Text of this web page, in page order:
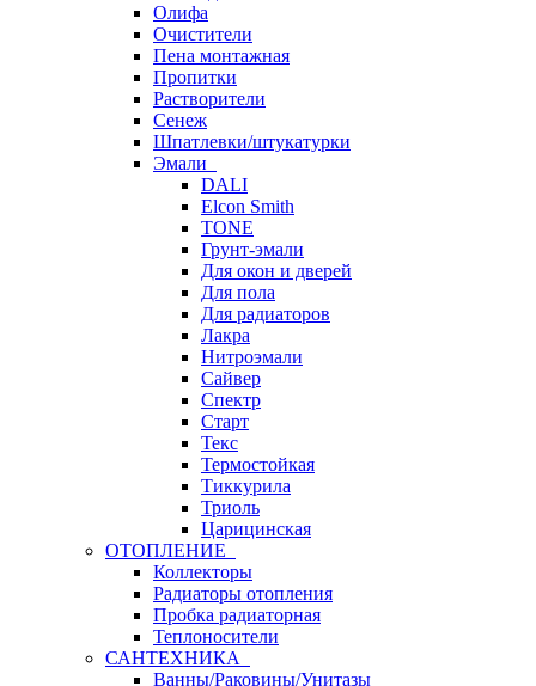
Олифа
Очистители
Пена монтажная
Пропитки
Растворители
Сенеж
Шпатлевки/штукатурки
Эмали
DALI
Elcon Smith
TONE
Грунт-эмали
Для окон и дверей
Для пола
Для радиаторов
Лакра
Нитроэмали
Сайвер
Спектр
Старт
Текс
Термостойкая
Тиккурила
Триоль
Царицинская
ОТОПЛЕНИЕ
Коллекторы
Радиаторы отопления
Пробка радиаторная
Теплоносители
САНТЕХНИКА
Ванны/Раковины/Унитазы